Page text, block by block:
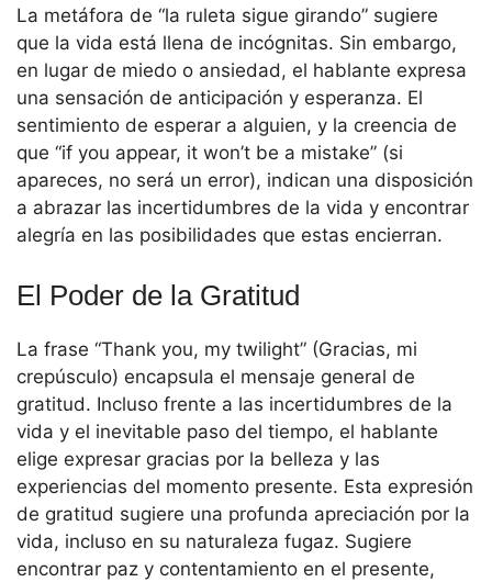
La metáfora de “la ruleta sigue girando” sugiere
que la vida está llena de incógnitas. Sin embargo,
en lugar de miedo o ansiedad, el hablante expresa
una sensación de anticipación y esperanza. El
sentimiento de esperar a alguien, y la creencia de
que “if you appear, it won’t be a mistake” (si
apareces, no será un error), indican una disposición
a abrazar las incertidumbres de la vida y encontrar
alegría en las posibilidades que estas encierran.
El Poder de la Gratitud
La frase “Thank you, my twilight” (Gracias, mi
crepúsculo) encapsula el mensaje general de
gratitud. Incluso frente a las incertidumbres de la
vida y el inevitable paso del tiempo, el hablante
elige expresar gracias por la belleza y las
experiencias del momento presente. Esta expresión
de gratitud sugiere una profunda apreciación por la
vida, incluso en su naturaleza fugaz. Sugiere
encontrar paz y contentamiento en el presente,